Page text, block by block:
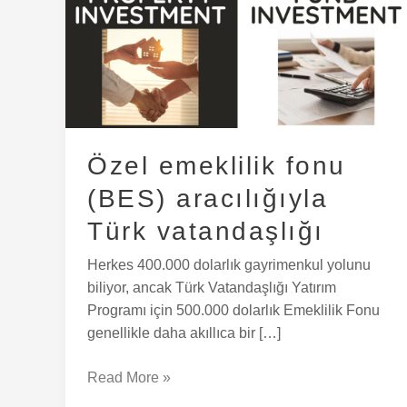
Özel emeklilik fonu
(BES) aracılığıyla
Türk vatandaşlığı
Herkes 400.000 dolarlık gayrimenkul yolunu
biliyor, ancak Türk Vatandaşlığı Yatırım
Programı için 500.000 dolarlık Emeklilik Fonu
genellikle daha akıllıca bir […]
fonu
(BES)
aracılığıyla
Türk
vatandaşlığı
Read More »